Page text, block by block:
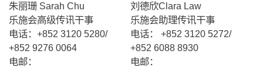
朱丽珊 Sarah Chu
乐施会高级传讯干事
电话：+852 3120 5280/
+852 9276 0064
电邮：
刘德欣Clara Law
乐施会助理传讯干事
电话： +852 3120 5272/
+852 6088 8930
电邮：